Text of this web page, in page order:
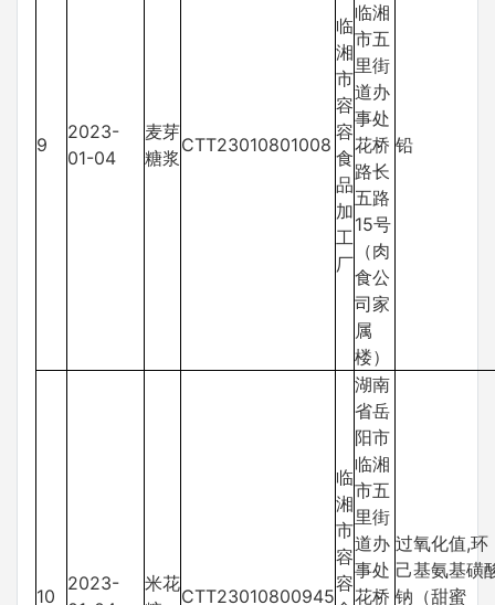
9
2023-
01-04
麦芽
糖浆
CTT23010801008
临
湘
市
容
容
食
品
加
工
厂
临湘
市五
里街
道办
事处
花桥
路长
五路
15号
（肉
食公
司家
属
楼）
铅
10
2023-
米花
CTT23010800945
临
湘
市
容
容
湖南
省岳
阳市
临湘
市五
里街
道办
事处
花桥
过氧化值,环
己基氨基磺
钠（甜蜜